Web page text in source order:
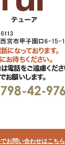
お問い合わせはこちら